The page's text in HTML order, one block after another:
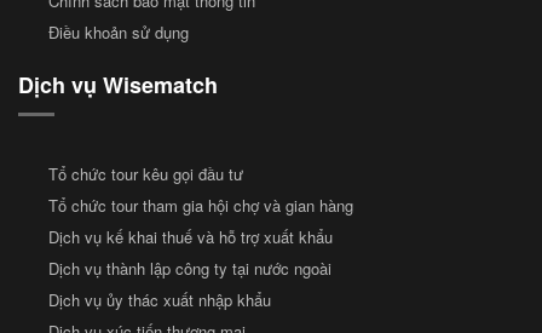
Điều khoản sử dụng
Dịch vụ Wisematch
Tổ chức tour kêu gọi đầu tư
Tổ chức tour tham gia hội chợ và gian hàng
Dịch vụ kế khai thuế và hỗ trợ xuất khẩu
Dịch vụ thành lập công ty tại nước ngoài
Dịch vụ ủy thác xuất nhập khẩu